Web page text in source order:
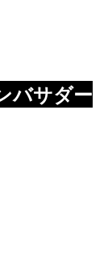
バサダー